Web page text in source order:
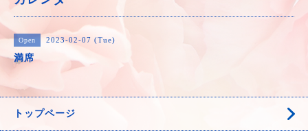
Open 2023-02-07 (Tue)
満席
トップページ